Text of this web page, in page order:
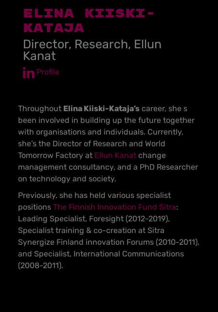
Elina Kiiski-
Kataja
Director, Research, Ellun
Kanat
Profile
Throughout Elina Kiiski-Kataja’s career, she s
been involved in building up the future together
with organisations and individuals. Currently,
she’s the Director of Research and World
Tomorrow Factory at Ellun Kanat change
management consultancy, and a PhD Researcher
on technology and society.
Previously, she has held various specialist
positions The Finnish Innovation Fund Sitra:
Leading Specialist, Foresight (2012-2019),
Specialist training & co-creation at Sitra
Synergize Finland innovation Forums (2010-2011),
and Specialist, International Communications
(2008-2011).